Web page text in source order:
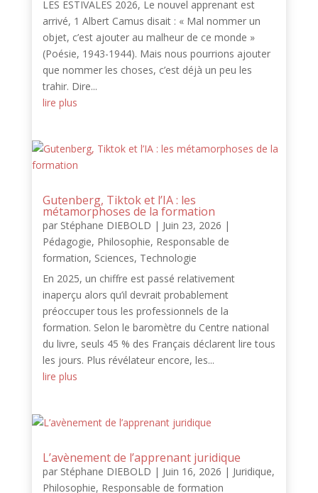
LES ESTIVALES 2026, Le nouvel apprenant est
arrivé, 1 Albert Camus disait : « Mal nommer un
objet, c’est ajouter au malheur de ce monde »
(Poésie, 1943-1944). Mais nous pourrions ajouter
que nommer les choses, c’est déjà un peu les
trahir. Dire...
lire plus
Gutenberg, Tiktok et l’IA : les
métamorphoses de la formation
par Stéphane DIEBOLD | Juin 23, 2026 |
Pédagogie, Philosophie, Responsable de
formation, Sciences, Technologie
En 2025, un chiffre est passé relativement
inaperçu alors qu’il devrait probablement
préoccuper tous les professionnels de la
formation. Selon le baromètre du Centre national
du livre, seuls 45 % des Français déclarent lire tous
les jours. Plus révélateur encore, les...
lire plus
L’avènement de l’apprenant juridique
par Stéphane DIEBOLD | Juin 16, 2026 | Juridique,
Philosophie, Responsable de formation